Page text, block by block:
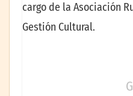
cargo de la Asociación
Gestión Cultural.